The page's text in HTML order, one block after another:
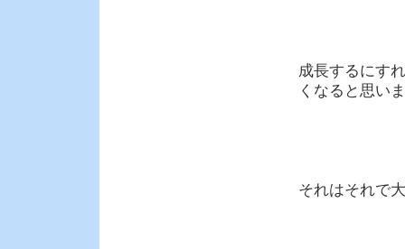
成長するにす
くなると思い
それはそれで